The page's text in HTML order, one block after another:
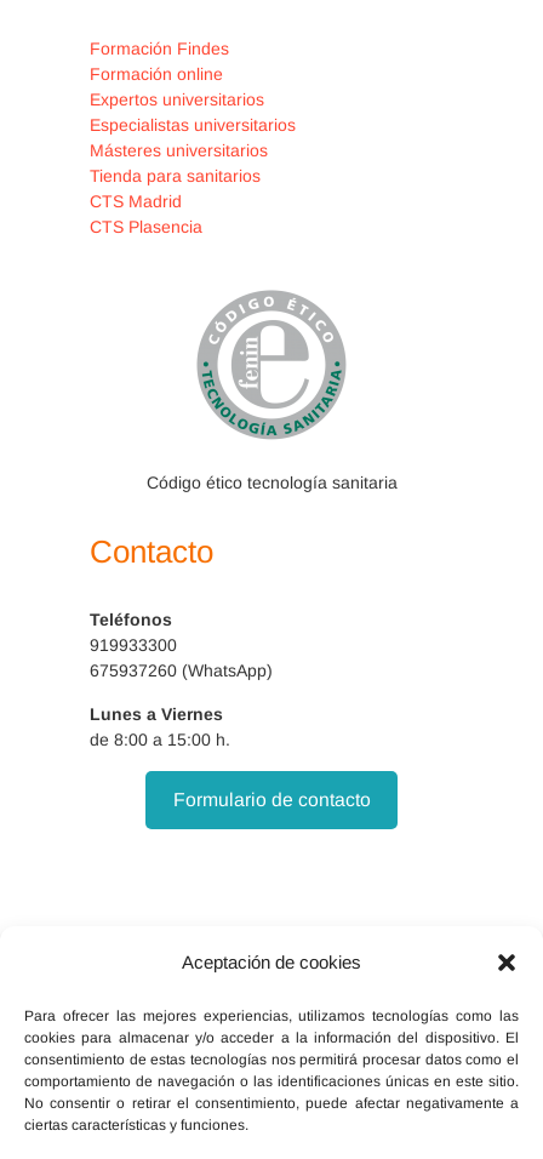
Aceptación de cookies
Para ofrecer las mejores experiencias, utilizamos tecnologías como las
cookies para almacenar y/o acceder a la información del dispositivo. El
consentimiento de estas tecnologías nos permitirá procesar datos como el
comportamiento de navegación o las identificaciones únicas en este sitio.
No consentir o retirar el consentimiento, puede afectar negativamente a
ciertas características y funciones.
Formación Findes
Formación online
Expertos universitarios
Especialistas universitarios
Másteres universitarios
Tienda para sanitarios
CTS Madrid
CTS Plasencia
Código ético tecnología sanitaria
Contacto
Teléfonos
919933300
675937260 (WhatsApp)
Lunes a Viernes
de 8:00 a 15:00 h.
Formulario de contacto
Facebook Instagram